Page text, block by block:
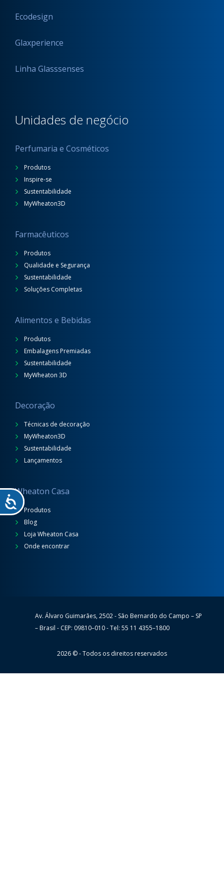
Ecodesign
Glaxperience
Linha Glasssenses
Unidades de negócio
Perfumaria e Cosméticos
Produtos
Inspire-se
Sustentabilidade
MyWheaton3D
Farmacêuticos
Produtos
Qualidade e Segurança
Sustentabilidade
Soluções Completas
Alimentos e Bebidas
Produtos
Embalagens Premiadas
Sustentabilidade
MyWheaton 3D
Decoração
Técnicas de decoração
MyWheaton3D
Sustentabilidade
Lançamentos
Wheaton Casa
Produtos
Blog
Loja Wheaton Casa
Onde encontrar
WheatonAv. Álvaro Guimarães, 2502 - São Bernardo do Campo – SP
– Brasil - CEP: 09810–010 - Tel: 55 11 4355–1800
2026 © - Todos os direitos reservados